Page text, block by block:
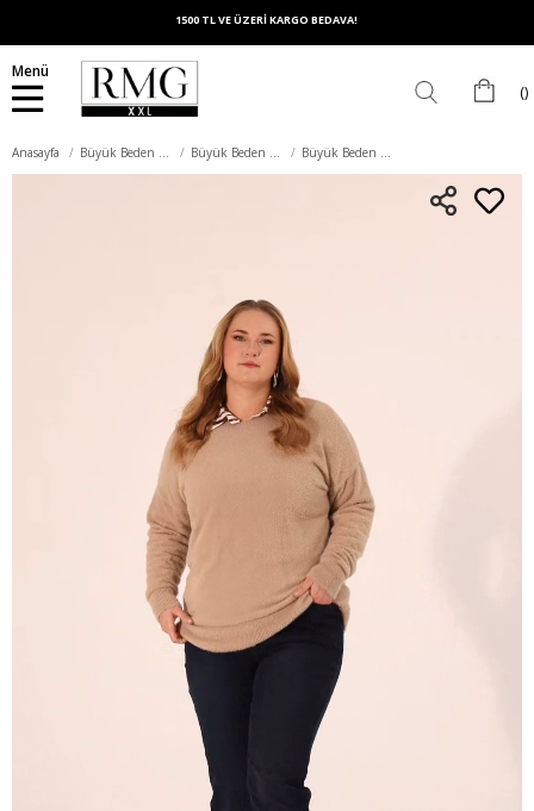
1500 TL VE ÜZERİ KARGO BEDAVA!
Menü
Anasayfa Büyük Beden Üst Giyim Büyük Beden Bluz Büyük Beden Kaşmir Karışımlı Sakallı Triko Kazak Vizon